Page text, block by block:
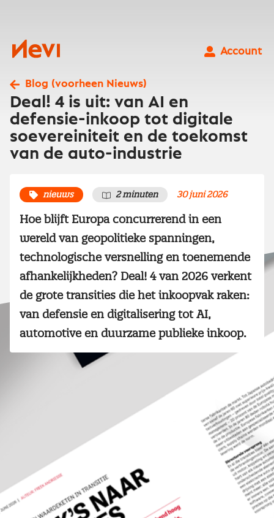
Nevi
Account
Blog (voorheen Nieuws)
Deal! 4 is uit: van AI en
defensie-inkoop tot digitale
soevereiniteit en de toekomst
van de auto-industrie
nieuws 2 minuten 30 juni 2026
Hoe blijft Europa concurrerend in een
wereld van geopolitieke spanningen,
technologische versnelling en toenemende
afhankelijkheden? Deal! 4 van 2026 verkent
de grote transities die het inkoopvak raken:
van defensie en digitalisering tot AI,
automotive en duurzame publieke inkoop.